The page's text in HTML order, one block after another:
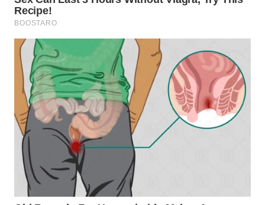
WN
LANGKAT
WN
TAPANULI
SELATAN
WN
TANJUNG
LESUNG
WN
KARO